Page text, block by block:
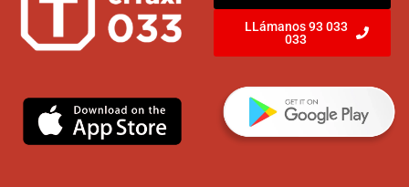
LLámanos 93 033
033